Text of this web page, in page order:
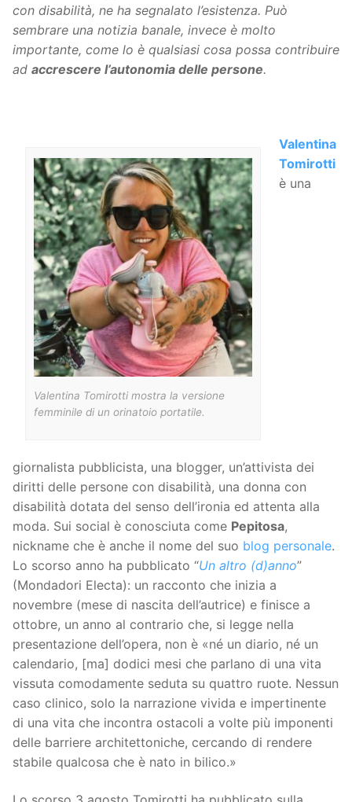
con disabilità, ne ha segnalato l’esistenza. Può
sembrare una notizia banale, invece è molto
importante, come lo è qualsiasi cosa possa contribuire
ad accrescere l’autonomia delle persone.
Valentina Tomirotti mostra la versione
femminile di un orinatoio portatile.
Valentina
Tomirotti
è una
giornalista pubblicista, una blogger, un’attivista dei
diritti delle persone con disabilità, una donna con
disabilità dotata del senso dell’ironia ed attenta alla
moda. Sui social è conosciuta come Pepitosa,
nickname che è anche il nome del suo blog personale.
Lo scorso anno ha pubblicato “Un altro (d)anno”
(Mondadori Electa): un racconto che inizia a
novembre (mese di nascita dell’autrice) e finisce a
ottobre, un anno al contrario che, si legge nella
presentazione dell’opera, non è «né un diario, né un
calendario, [ma] dodici mesi che parlano di una vita
vissuta comodamente seduta su quattro ruote. Nessun
caso clinico, solo la narrazione vivida e impertinente
di una vita che incontra ostacoli a volte più imponenti
delle barriere architettoniche, cercando di rendere
stabile qualcosa che è nato in bilico.»